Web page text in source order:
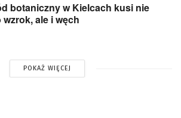
botaniczny w Kielcach kusi nie
ale i węch
POKAŻ WIĘCEJ